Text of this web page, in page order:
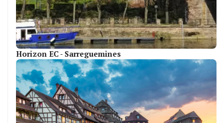
Horizon EC - Sarreguemines